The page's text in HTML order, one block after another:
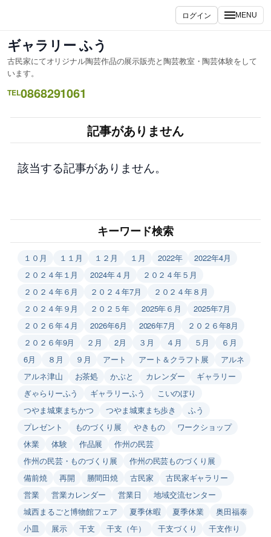
ス
キ
ッ
プ
ログイン MENU
ギャラリー ふう
古民家にてオリジナル陶芸作品の展示販売と陶芸教室・陶芸体験をして
います。
TEL0868291061
記事がありません
該当する記事がありません。
キーワード検索
１０月 １１月 １２月 １月 2022年
2022年4月
２０２４年１月
2024年４月
２０２４年５月
２０２４年６月
２０２４年7月
２０２４年８月
２０２４年９月
２０２５年 2025年６月
2025年7月
２０２６年４月
2026年6月 2026年7月
２０２６年8月
２０２６年9月
２月 2月 ３月 ４月 ５月
６月
6月
８月 ９月 アート アート＆クラフト展
アルネ
アルネ津山
お茶処 かぶと カレンダー
ギャラリー
ぎゃらりーふう
ギャラリーふう
こいのぼり
つやま城東まちかつ
つやま城東まち歩き
ふう
プレゼント
ものづくり展 やきもの
ワークショップ
休業
体験 作品展
作州の民芸
作州の民芸・ものづくり展
作州の民芸ものづくり展
備前焼
再開 勝間田焼 古民家
古民家ギャラリー
営業
営業カレンダー 営業日
地域交流センター
城西まるごと博物館フェア
夏季休暇 夏季休業
奥田福泰
小皿
展示 干支 干支（午） 干支づくり
干支作り